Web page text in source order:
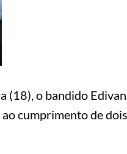
(18), o bandido
ao cumprimento de